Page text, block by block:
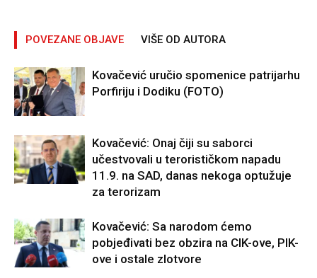
POVEZANE OBJAVE VIŠE OD AUTORA
Kovačević uručio spomenice patrijarhu
Porfiriju i Dodiku (FOTO)
Kovačević: Onaj čiji su saborci
učestvovali u terorističkom napadu
11.9. na SAD, danas nekoga optužuje
za terorizam
Kovačević: Sa narodom ćemo
pobjeđivati bez obzira na CIK-ove, PIK-
ove i ostale zlotvore